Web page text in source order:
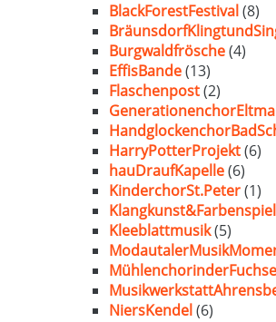
BlackForestFestival(8)
Burgwaldfrösche(4)
EffisBande(13)
Flaschenpost(2)
HarryPotterProjekt(6)
hauDraufKapelle(6)
KinderchorSt.Peter(1)
Klangkunst&Farbenspiel
Kleeblattmusik(5)
NiersKendel(6)